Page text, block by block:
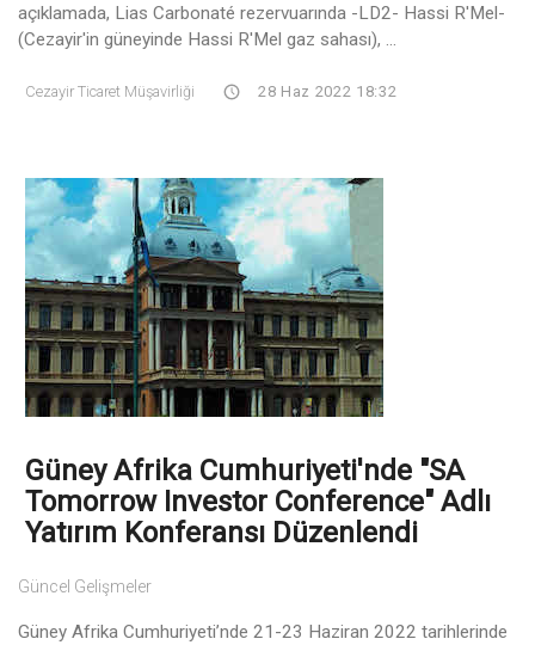
açıklamada, Lias Carbonaté rezervuarında -LD2- Hassi R'Mel-
(Cezayir'in güneyinde Hassi R'Mel gaz sahası), ...
Cezayir Ticaret Müşavirliği 28 Haz 2022 18:32
Güney Afrika Cumhuriyeti'nde "SA
Tomorrow Investor Conference" Adlı
Yatırım Konferansı Düzenlendi
Güncel Gelişmeler
Güney Afrika Cumhuriyeti’nde 21-23 Haziran 2022 tarihlerinde